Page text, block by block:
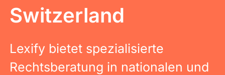
Switzerland
Lexify bietet spezialisierte
Rechtsberatung in nationalen und